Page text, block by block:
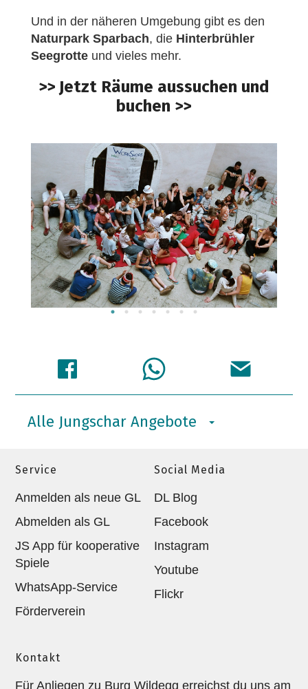
Und in der näheren Umgebung gibt es den
Naturpark Sparbach, die Hinterbrühler
Seegrotteund vieles mehr.
>> Jetzt Räume aussuchen und
buchen >>
Alle Jungschar Angebote
Service
Anmelden als neue GL
Abmelden als GL
JS App für kooperative
Spiele
WhatsApp-Service
Förderverein
Social Media
DL Blog
Facebook
Instagram
Youtube
Flickr
Kontakt
Für Anliegen zu Burg Wildegg erreichst du uns am